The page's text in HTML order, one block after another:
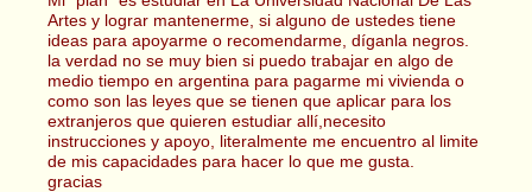
Artes y lograr mantenerme, si alguno de ustedes tiene
ideas para apoyarme o recomendarme, díganla negros.
la verdad no se muy bien si puedo trabajar en algo de
medio tiempo en argentina para pagarme mi vivienda o
como son las leyes que se tienen que aplicar para los
extranjeros que quieren estudiar allí,necesito
instrucciones y apoyo, literalmente me encuentro al limite
de mis capacidades para hacer lo que me gusta.
gracias